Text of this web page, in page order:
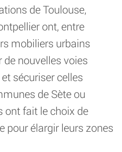
de Toulouse,
ont, entre
mobiliers urbains
nouvelles voies
sécuriser celles
de Sète ou
ont fait le choix de
pour élargir leurs zones